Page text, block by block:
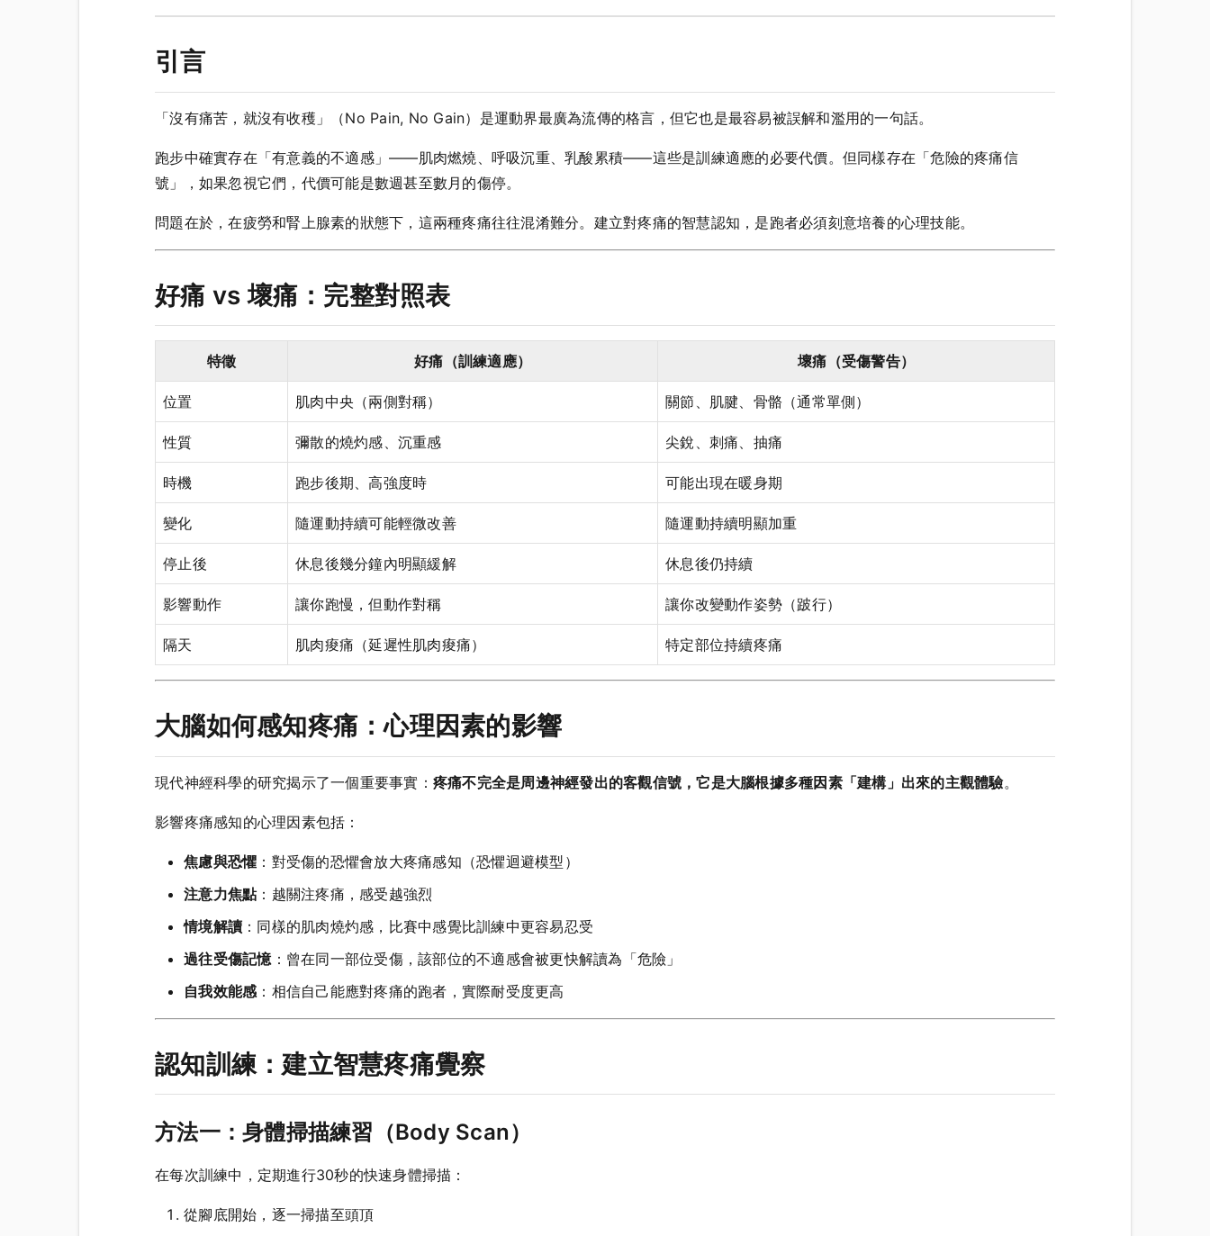
引言
「沒有痛苦，就沒有收穫」（No Pain, No Gain）是運動界最廣為流傳的格言，但它也是最容易被誤解和濫用的一句話。
跑步中確實存在「有意義的不適感」——肌肉燃燒、呼吸沉重、乳酸累積——這些是訓練適應的必要代價。但同樣存在「危險的疼痛信
號」，如果忽視它們，代價可能是數週甚至數月的傷停。
問題在於，在疲勞和腎上腺素的狀態下，這兩種疼痛往往混淆難分。建立對疼痛的智慧認知，是跑者必須刻意培養的心理技能。
好痛 vs 壞痛：完整對照表
特徵 好痛（訓練適應） 壞痛（受傷警告）
位置 肌肉中央（兩側對稱） 關節、肌腱、骨骼（通常單側）
性質 彌散的燒灼感、沉重感 尖銳、刺痛、抽痛
時機 跑步後期、高強度時 可能出現在暖身期
變化 隨運動持續可能輕微改善 隨運動持續明顯加重
停止後 休息後幾分鐘內明顯緩解 休息後仍持續
影響動作 讓你跑慢，但動作對稱 讓你改變動作姿勢（跛行）
隔天 肌肉痠痛（延遲性肌肉痠痛） 特定部位持續疼痛
大腦如何感知疼痛：心理因素的影響
現代神經科學的研究揭示了一個重要事實： 疼痛不完全是周邊神經發出的客觀信號，它是大腦根據多種因素「建構」出來的主觀體驗。
影響疼痛感知的心理因素包括：
焦慮與恐懼 ：對受傷的恐懼會放大疼痛感知（恐懼迴避模型）
注意力焦點：越關注疼痛，感受越強烈
情境解讀 ：同樣的肌肉燒灼感，比賽中感覺比訓練中更容易忍受
過往受傷記憶：曾在同一部位受傷，該部位的不適感會被更快解讀為「危險」
自我效能感 ：相信自己能應對疼痛的跑者，實際耐受度更高
認知訓練：建立智慧疼痛覺察
方法一：身體掃描練習（Body Scan）
在每次訓練中，定期進行30秒的快速身體掃描：
從腳底開始，逐一掃描至頭頂